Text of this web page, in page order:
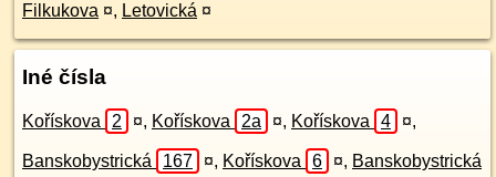
Filkukova ¤, Letovická ¤
Iné čísla
Kořískova 2 ¤, Kořískova 2a ¤, Kořískova 4 ¤,
Banskobystrická 167 ¤, Kořískova 6 ¤, Banskobystrická